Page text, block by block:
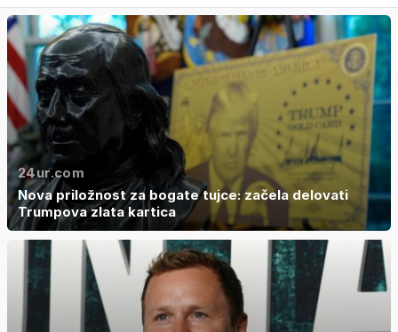
24ur.com
Nova priložnost za bogate tujce: začela delovati
Trumpova zlata kartica